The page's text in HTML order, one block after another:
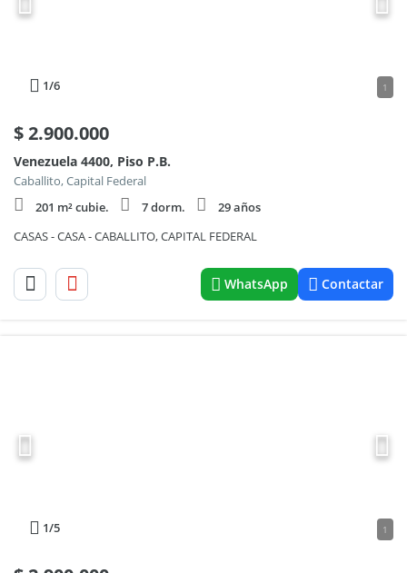
1/6 1
$2.900.000
Venezuela 4400, Piso P.B.
Caballito, Capital Federal
201 m² cubie.
7 dorm.
29 años
CASAS - CASA - CABALLITO, CAPITAL FEDERAL
WhatsApp Contactar
1/5 1